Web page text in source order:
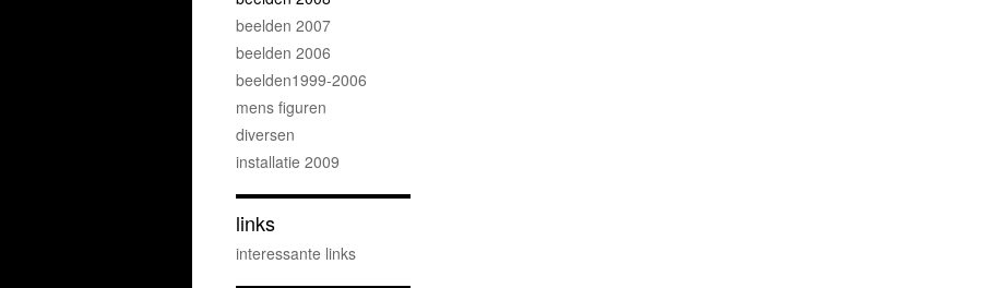
beelden 2007
beelden 2006
beelden1999-2006
mens figuren
diversen
installatie 2009
links
interessante links